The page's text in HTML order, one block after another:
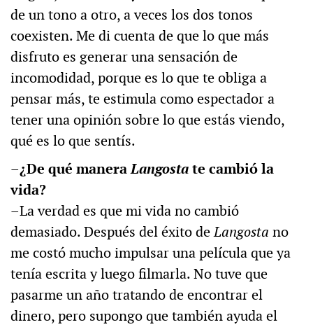
de un tono a otro, a veces los dos tonos
coexisten. Me di cuenta de que lo que más
disfruto es generar una sensación de
incomodidad, porque es lo que te obliga a
pensar más, te estimula como espectador a
tener una opinión sobre lo que estás viendo,
qué es lo que sentís.
–¿De qué maneraLangostate cambió la
vida?
–La verdad es que mi vida no cambió
demasiado. Después del éxito deLangosta no
me costó mucho impulsar una película que ya
tenía escrita y luego filmarla. No tuve que
pasarme un año tratando de encontrar el
dinero, pero supongo que también ayuda el